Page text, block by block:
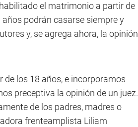
el matrimonio a partir de
años podrán casarse siempre y
y, se agrega ahora, la opinión
los 18 años, e incorporamos
preceptiva la opinión de un juez.
de los padres, madres o
frenteamplista Liliam